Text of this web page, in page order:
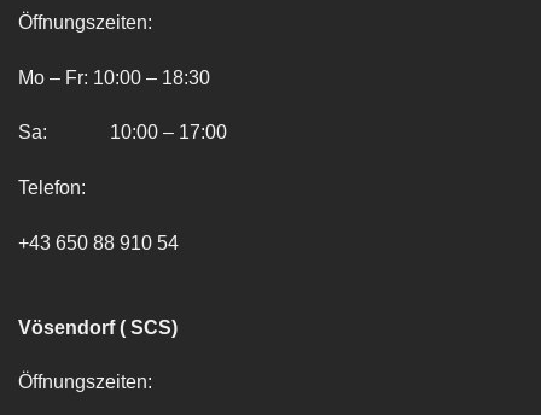
Öffnungszeiten:
Mo – Fr: 10:00 – 18:30
Sa: 10:00 – 17:00
Telefon:
+43 650 88 910 54
Vösendorf ( SCS)
Öffnungszeiten: